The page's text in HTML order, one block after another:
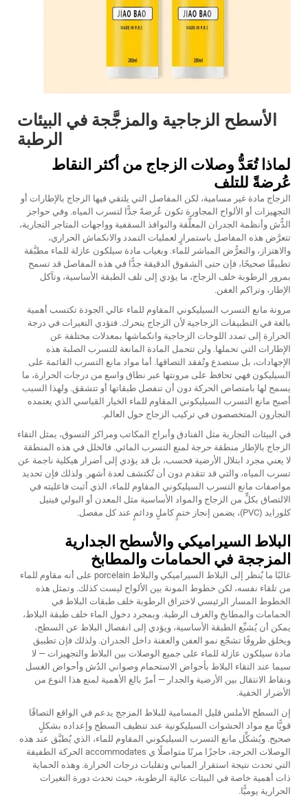
الأسطح الزجاجية والمزجَّجة في البيئات
الرطبة
لماذا تُعَدُّ وصلات الزجاج من أكثر النقاط
عُرضةً للتلف
الزجاج مادة غير مسامية، لكن المفاصل التي يلتقي فيها الزجاج بالإطارات أو
التجهيزات أو الألواح المجاورة تكون عُرضةً جدًّا لتسرب المياه. وفي حواجز
الدُّش وأنظمة الجدران المعلَّقة والنوافذ السقفية وواجهات المتاجر التجارية،
تتعرَّض هذه المفاصل باستمرارٍ لعمليات التمدد والانكماش الحراري،
والاهتزاز، والتعرُّض المباشر للماء. وبغياب مادة سيلكون عازلة للماء مطبَّقة
تطبيقًا صحيحًا، فإن حتى الشقوق الدقيقة جدًّا في هذه المفاصل قد تسمح
بمرور الرطوبة خلف الزجاج، ما يؤدي إلى تلف الطبقة الأساسية، وتآكل
الإطار، وتراكم العفن.
مرونة مانع التسرب السيليكوني المقاوم للماء عالي الجودة تكتسب أهمية
بالغة في التطبيقات الزجاجية لأن الزجاج يتحرك. فتؤدي التغيرات في درجة
الحرارة إلى تمدد اللوحات الزجاجية وانكماشها بمعدلات مختلفة عن
الإطارات التي تحملها. ولن تتحمل المادة المانعة للتسرب الصلبة هذه
الإجهادات، بل ستصدع وتُفقد التصاقها. أما مواد مانع التسرب القائمة على
السيليكون فهي تحافظ على مرونتها عبر نطاق واسع من درجات الحرارة، ما
يسمح لها بامتصاص الحركة دون أن تنفصل طبقاتها أو تتشقق. ولهذا السبب
أصبح مانع التسرب السيليكوني المقاوم للماء الخيار القياسي الذي يعتمده
النجارون المتخصصون في تركيب الزجاج حول العالم.
في البيئات التجارية مثل الفنادق وأبراج المكاتب ومراكز التسوق، يمثل التقاء
الزجاج بالإطار منطقة حرجة لمنع التسرب المائي. فالخلل في هذه المنطقة
لا يعني مجرد ابتلال الأرضية فحسب، بل قد يؤدي إلى أضرار هيكلية ناجمة عن
تسرب المياه، والتي قد تتقدم دون أن تُكتشف لعدة أشهر. ولذلك فإن تحديد
مواصفات مانع التسرب السيليكوني المقاوم للماء، الذي أثبت فاعليته في
الالتصاق بكلٍّ من الزجاج والمواد الأساسية مثل المعدن أو البولي فينيل
كلورايد (PVC)، يضمن إنجاز ختمٍ كاملٍ ودائمٍ عند كل مفصل.
البلاط السيراميكي والأسطح الجدارية
المزججة في الحمامات والمطابخ
غالبًا ما يُنظر إلى البلاط السيراميكي والبلاط porcelain على أنه مقاوم للماء
من تلقاء نفسه، لكن خطوط المونة بين الألواح ليست كذلك. وتمثل هذه
الخطوط المسار الرئيسي لاختراق الرطوبة خلف طبقات البلاط في
الحمامات والمطابخ والغرف الرطبة. وبمجرد دخول الماء خلف طبقة البلاط،
يمكن أن يُشبِّع الطبقة الأساسية، ويؤدي إلى انفصال البلاط عن السطح،
ويخلق ظروفًا تشجّع نمو العفن والعفنة داخل الجدران. ولذلك فإن تطبيق
مادة سيلكون عازلة للماء على جميع الوصلات بين البلاط والتجهيزات — لا
سيما عند التقاء البلاط بأحواض الاستحمام وصواني الدُش وأحواض الغسل
ونقاط الانتقال بين الأرضية والجدار — أمرٌ بالغ الأهمية لمنع هذا النوع من
الأضرار الخفية.
إن السطح الأملس قليل المسامية للبلاط المزجج يدعم في الواقع التصاقًا
قويًّا مع مواد الحشوات السيليكونية عند تنظيف السطح وإعداده بشكلٍ
صحيح. ويُشكِّل مانع التسرب السيليكوني المقاوم للماء، الذي يُطبَّق عند هذه
الوصلات الحرجة، حاجزًا مرنًا متواصلًا ي accommodates الحركة الطفيفة
التي تحدث نتيجة استقرار المباني وتقلبات درجات الحرارة. وهذه الحماية
ذات أهمية خاصة في البيئات عالية الرطوبة، حيث تحدث دورة التغيرات
الحرارية يوميًّا.